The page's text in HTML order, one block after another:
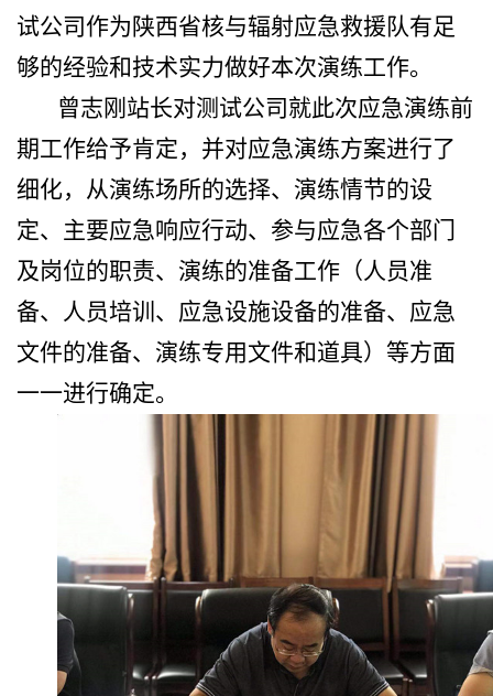
试公司作为陕西省核与辐射应急救援队有足
够的经验和技术实力做好本次演练工作。
曾志刚站长对测试公司就此次应急演练前
期工作给予肯定，并对应急演练方案进行了
细化，从演练场所的选择、演练情节的设
定、主要应急响应行动、参与应急各个部门
及岗位的职责、演练的准备工作（人员准
备、人员培训、应急设施设备的准备、应急
文件的准备、演练专用文件和道具）等方面
一一进行确定。